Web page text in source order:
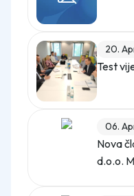
20.
Test
06.
Nova
d.o.o.